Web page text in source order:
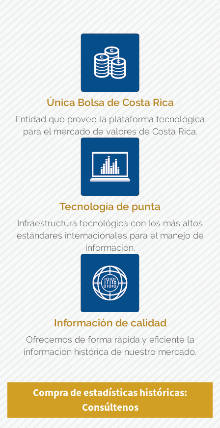
Única Bolsa de Costa Rica
Entidad que provee la plataforma tecnológica
para el mercado de valores de Costa Rica.
Tecnología de punta
Infraestructura tecnológica con los más altos
estándares internacionales para el manejo de
información.
Información de calidad
Ofrecemos de forma rápida y eficiente la
información histórica de nuestro mercado.
Compra de estadísticas históricas:
Consúltenos